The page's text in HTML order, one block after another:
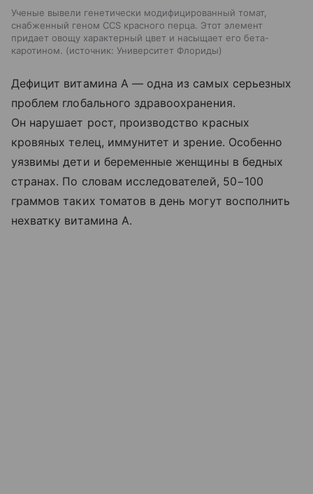
Ученые вывели генетически модифицированный томат,
снабженный геном CCS красного перца. Этот элемент
придает овощу характерный цвет и насыщает его бета-
каротином.
источник: Университет Флориды
Дефицит витамина А — одна из самых серьезных
проблем глобального здравоохранения.
Он нарушает рост, производство красных
кровяных телец, иммунитет и зрение. Особенно
уязвимы дети и беременные женщины в бедных
странах. По словам исследователей, 50−100
граммов таких томатов в день могут восполнить
нехватку витамина А.